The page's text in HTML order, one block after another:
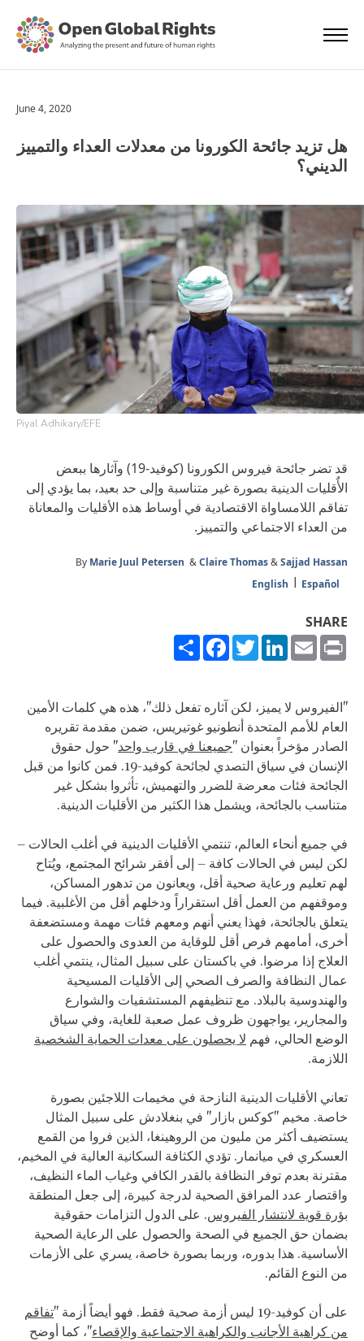
June 4, 2020
هل تزيد جائحة الكورونا من معدلات العداء والتمييز
الديني؟
Piyal Adhikary/EFE
قد تضر جائحة فيروس الكورونا (كوفيد-19) وآثارها ببعض
الأٌقليات الدينية بصورة غير متناسبة وإلى حد بعيد، بما يؤدي إلى
تفاقم اللامساواة الاقتصادية في أوساط هذه الأقليات والمعاناة
من العداء الاجتماعي والتمييز.
By Marie Juul Petersen &Claire Thomas&Sajjad Hassan
English
Español
SHARE
Share
FacebookTwitterLinkedInEmailPrint
"الفيروس لا يميز، لكن آثاره تفعل ذلك"، هذه هي كلمات الأمين
العام للأمم المتحدة أنطونيو غوتيريس، ضمن مقدمة تقريره
الصادر مؤخراً بعنوان "جميعنا في قارب واحد" حول حقوق
الإنسان في سياق التصدي لجائحة كوفيد-19. فمن كانوا من قبل
الجائحة فئات معرضة للضرر والتهميش، تأثروا بشكل غير
متناسب بالجائحة، ويشمل هذا الكثير من الأقليات الدينية.
في جميع أنحاء العالم، تنتمي الأقليات الدينية في أغلب الحالات –
لكن ليس في الحالات كافة – إلى أفقر شرائح المجتمع، ويُتاح
لهم تعليم ورعاية صحية أقل، ويعانون من تدهور المساكن،
وموقفهم من العمل أقل استقراراً ودخلهم أقل من الأغلبية. فيما
يتعلق بالجائحة، فهذا يعني أنهم ومعهم فئات مهمة ومستضعفة
أخرى، أمامهم فرص أقل للوقاية من العدوى والحصول على
العلاج إذا مرضوا. في باكستان على سبيل المثال، ينتمي أغلب
عمال النظافة والصرف الصحي إلى الأقليات المسيحية
والهندوسية بالبلاد. مع تنظيفهم المستشفيات والشوارع
والمجارير، يواجهون ظروف عمل صعبة للغاية، وفي سياق
الوضع الحالي، فهم لا يحصلون على معدات الحماية الشخصية
اللازمة.
تعاني الأقليات الدينية النازحة في مخيمات اللاجئين بصورة
خاصة. مخيم "كوكس بازار" في بنغلادش على سبيل المثال
يستضيف أكثر من مليون من الروهينغا، الذين فروا من القمع
العسكري في ميانمار. تؤدي الكثافة السكانية العالية في المخيم،
مقترنة بعدم توفر النظافة بالقدر الكافي وغياب الماء النظيف،
واقتصار عدد المرافق الصحية لدرجة كبيرة، إلى جعل المنطقة
بؤرة قوية لانتشار الفيروس. على الدول التزامات حقوقية
بضمان حق الجميع في الصحة والحصول على الرعاية الصحية
الأساسية. هذا بدوره، وربما بصورة خاصة، يسري على الأزمات
من النوع القائم.
على أن كوفيد-19 ليس أزمة صحية فقط. فهو أيضاً أزمة "
تفاقم
من كراهية الأجانب والكراهية الاجتماعية والإقصاء"، كما أوضح